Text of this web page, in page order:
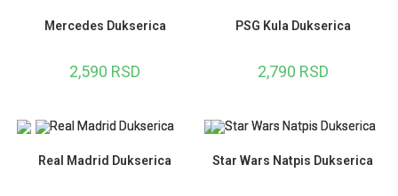
Mercedes Dukserica
2,590 RSD
PSG Kula Dukserica
2,790 RSD
Real Madrid Dukserica Star Wars Natpis Dukserica